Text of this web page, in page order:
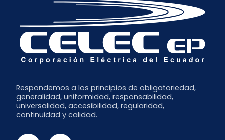
Respondemos a los principios de obligatoriedad,
generalidad, uniformidad, responsabilidad,
universalidad, accesibilidad, regularidad,
continuidad y calidad.